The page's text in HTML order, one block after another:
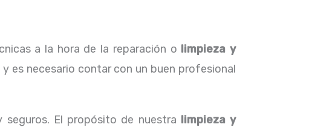
a la hora de la reparación o limpieza y
es necesario contar con un buen profesional
seguros. El propósito de nuestra limpieza y